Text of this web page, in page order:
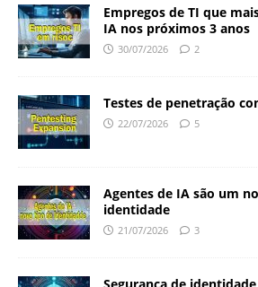
Empregos de TI que
IA nos próximos 3 anos
30/07/2026 2
Testes de penetração
22/07/2026 5
Agentes de IA são um
identidade
21/07/2026 3